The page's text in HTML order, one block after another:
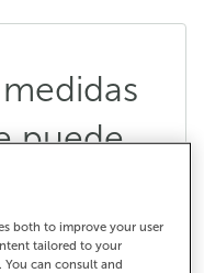
puede
a
de
both to improve your user
tailored to your
can consult and